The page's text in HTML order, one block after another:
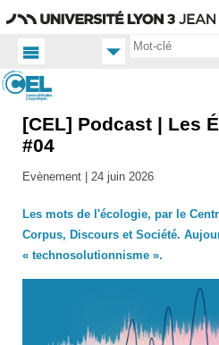
Accueil FR
Productions
langage
[CEL] Podcast | Les
#04
Evènement | 24 juin 2026
Les mots de l'écologie, par le
Corpus, Discours et Société.
« technosolutionnisme ».